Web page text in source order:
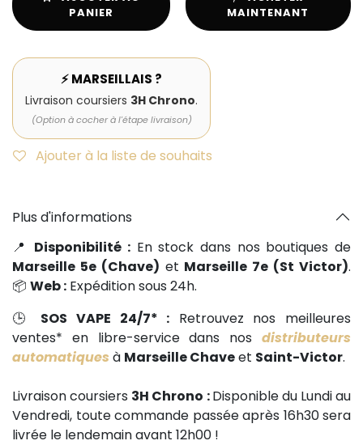
PANIER
MAINTENANT
⚡ MARSEILLAIS ?
Livraison coursiers 3H Chrono.
(Option à cocher à l'étape livraison)
Ajouter à la liste de souhaits
Plus d'informations
📍 Disponibilité : En stock dans nos boutiques de
Marseille 5e (Chave) et Marseille 7e (St Victor).
📦 Web : Expédition sous 24h.
🕒 SOS VAPE 24/7* : Retrouvez nos meilleures
ventes* en libre-service dans nos distributeurs
automatiques à Marseille Chaveet Saint-Victor.
Livraison coursiers 3H Chrono :Disponible du Lundi au
Vendredi, toute commande passée après 16h30 sera
livrée le lendemain avant 12h00 !